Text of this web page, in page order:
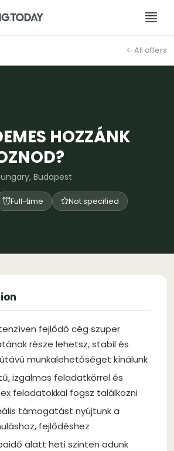
All offers
HOZZÁNK
Budapest
Full-time
Not specified
fejlődő cég szuper
része lehetsz, stabil és
munkalehetőséget kínálunk
izgalmas feladatkörrel és
feladatokkal fogsz találkozni
támogatást nyújtunk a
fejlődéshez
alatt heti szinten adunk